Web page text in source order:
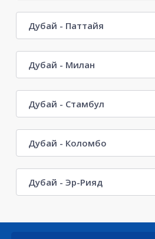
Дубай - Паттайя
Дубай - Милан
Дубай - Стамбул
Дубай - Коломбо
Дубай - Эр-Рияд